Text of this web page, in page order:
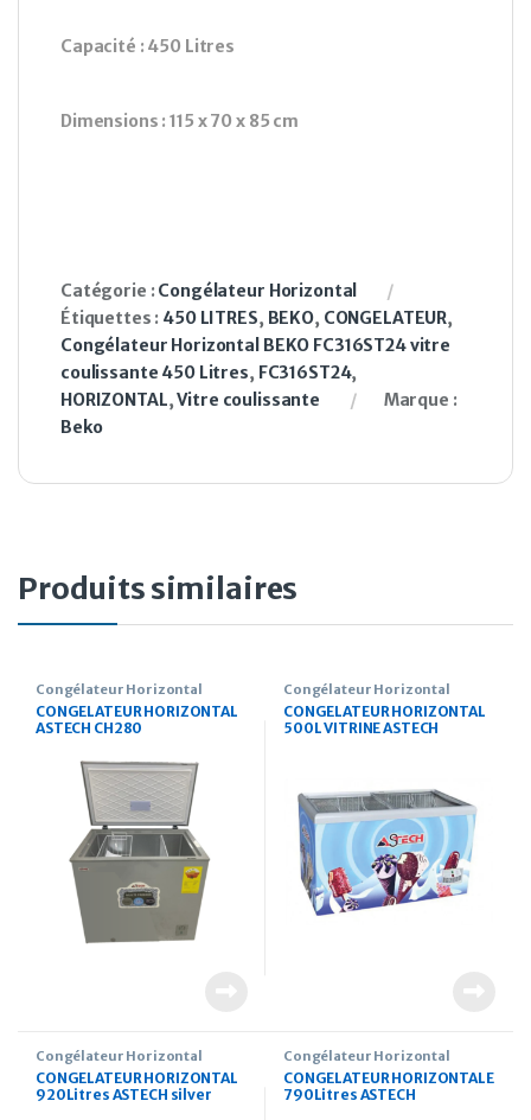
Capacité : 450 Litres
Dimensions : 115 x 70 x 85 cm
Catégorie :Congélateur Horizontal
Étiquettes : 450 LITRES, BEKO, CONGELATEUR,
Congélateur Horizontal BEKO FC316ST24 vitre
coulissante 450 Litres, FC316ST24,
HORIZONTAL,Vitre coulissante
Marque :
Beko
Produits similaires
Congélateur Horizontal
CONGELATEUR HORIZONTAL
ASTECH CH280
Congélateur Horizontal
CONGELATEUR HORIZONTAL
500L VITRINE ASTECH
Congélateur Horizontal
CONGELATEUR HORIZONTAL
920Litres ASTECH silver
Congélateur Horizontal
CONGELATEUR HORIZONTALE
790Litres ASTECH